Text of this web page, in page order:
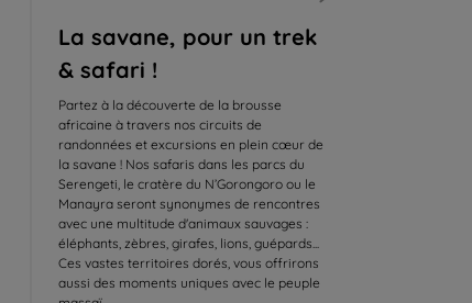
La savane, pour un trek
& safari !
Partez à la découverte de la brousse
africaine à travers nos circuits de
randonnées et excursions en plein cœur de
la savane ! Nos safaris dans les parcs du
Serengeti, le cratère du N’Gorongoro ou le
Manayra seront synonymes de rencontres
avec une multitude d'animaux sauvages :
éléphants, zèbres, girafes, lions, guépards...
Ces vastes territoires dorés, vous offrirons
aussi des moments uniques avec le peuple